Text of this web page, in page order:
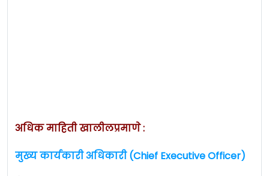
अधिक माहिती खालीलप्रमाणे :
मुख्य कार्यकारी अधिकारी (Chief Executive Officer)